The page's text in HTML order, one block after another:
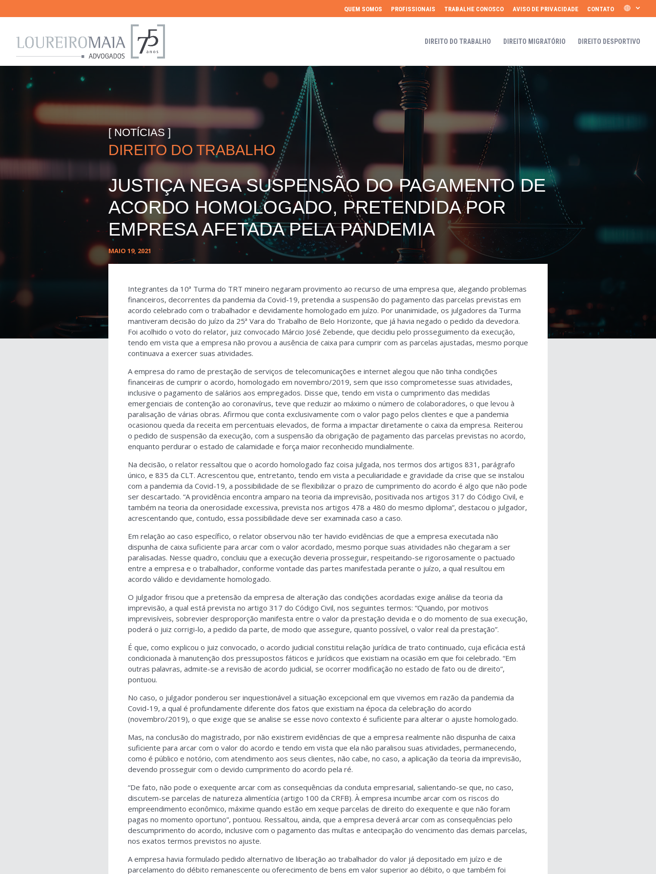
QUEM SOMOS PROFISSIONAIS TRABALHE CONOSCO AVISO DE PRIVACIDADE CONTATO
DIREITO DO TRABALHO DIREITO MIGRATÓRIO DIREITO DESPORTIVO
[ NOTÍCIAS ]
DIREITO DO TRABALHO
JUSTIÇA NEGA SUSPENSÃO DO PAGAMENTO DE
ACORDO HOMOLOGADO, PRETENDIDA POR
EMPRESA AFETADA PELA PANDEMIA
MAIO 19, 2021
Integrantes da 10ª Turma do TRT mineiro negaram provimento ao recurso de uma empresa que, alegando problemas
financeiros, decorrentes da pandemia da Covid-19, pretendia a suspensão do pagamento das parcelas previstas em
acordo celebrado com o trabalhador e devidamente homologado em juízo. Por unanimidade, os julgadores da Turma
mantiveram decisão do juízo da 25ª Vara do Trabalho de Belo Horizonte, que já havia negado o pedido da devedora.
Foi acolhido o voto do relator, juiz convocado Márcio José Zebende, que decidiu pelo prosseguimento da execução,
tendo em vista que a empresa não provou a ausência de caixa para cumprir com as parcelas ajustadas, mesmo porque
continuava a exercer suas atividades.
A empresa do ramo de prestação de serviços de telecomunicações e internet alegou que não tinha condições
financeiras de cumprir o acordo, homologado em novembro/2019, sem que isso comprometesse suas atividades,
inclusive o pagamento de salários aos empregados. Disse que, tendo em vista o cumprimento das medidas
emergenciais de contenção ao coronavírus, teve que reduzir ao máximo o número de colaboradores, o que levou à
paralisação de várias obras. Afirmou que conta exclusivamente com o valor pago pelos clientes e que a pandemia
ocasionou queda da receita em percentuais elevados, de forma a impactar diretamente o caixa da empresa. Reiterou
o pedido de suspensão da execução, com a suspensão da obrigação de pagamento das parcelas previstas no acordo,
enquanto perdurar o estado de calamidade e força maior reconhecido mundialmente.
Na decisão, o relator ressaltou que o acordo homologado faz coisa julgada, nos termos dos artigos 831, parágrafo
único, e 835 da CLT. Acrescentou que, entretanto, tendo em vista a peculiaridade e gravidade da crise que se instalou
com a pandemia da Covid-19, a possibilidade de se flexibilizar o prazo de cumprimento do acordo é algo que não pode
ser descartado. “A providência encontra amparo na teoria da imprevisão, positivada nos artigos 317 do Código Civil, e
também na teoria da onerosidade excessiva, prevista nos artigos 478 a 480 do mesmo diploma”, destacou o julgador,
acrescentando que, contudo, essa possibilidade deve ser examinada caso a caso.
Em relação ao caso específico, o relator observou não ter havido evidências de que a empresa executada não
dispunha de caixa suficiente para arcar com o valor acordado, mesmo porque suas atividades não chegaram a ser
paralisadas. Nesse quadro, concluiu que a execução deveria prosseguir, respeitando-se rigorosamente o pactuado
entre a empresa e o trabalhador, conforme vontade das partes manifestada perante o juízo, a qual resultou em
acordo válido e devidamente homologado.
O julgador frisou que a pretensão da empresa de alteração das condições acordadas exige análise da teoria da
imprevisão, a qual está prevista no artigo 317 do Código Civil, nos seguintes termos: “Quando, por motivos
imprevisíveis, sobrevier desproporção manifesta entre o valor da prestação devida e o do momento de sua execução,
poderá o juiz corrigi-lo, a pedido da parte, de modo que assegure, quanto possível, o valor real da prestação”.
É que, como explicou o juiz convocado, o acordo judicial constitui relação jurídica de trato continuado, cuja eficácia está
condicionada à manutenção dos pressupostos fáticos e jurídicos que existiam na ocasião em que foi celebrado. “Em
outras palavras, admite-se a revisão de acordo judicial, se ocorrer modificação no estado de fato ou de direito”,
pontuou.
No caso, o julgador ponderou ser inquestionável a situação excepcional em que vivemos em razão da pandemia da
Covid-19, a qual é profundamente diferente dos fatos que existiam na época da celebração do acordo
(novembro/2019), o que exige que se analise se esse novo contexto é suficiente para alterar o ajuste homologado.
Mas, na conclusão do magistrado, por não existirem evidências de que a empresa realmente não dispunha de caixa
suficiente para arcar com o valor do acordo e tendo em vista que ela não paralisou suas atividades, permanecendo,
como é público e notório, com atendimento aos seus clientes, não cabe, no caso, a aplicação da teoria da imprevisão,
devendo prosseguir com o devido cumprimento do acordo pela ré.
“De fato, não pode o exequente arcar com as consequências da conduta empresarial, salientando-se que, no caso,
discutem-se parcelas de natureza alimentícia (artigo 100 da CRFB). À empresa incumbe arcar com os riscos do
empreendimento econômico, máxime quando estão em xeque parcelas de direito do exequente e que não foram
pagas no momento oportuno”, pontuou. Ressaltou, ainda, que a empresa deverá arcar com as consequências pelo
descumprimento do acordo, inclusive com o pagamento das multas e antecipação do vencimento das demais parcelas,
nos exatos termos previstos no ajuste.
A empresa havia formulado pedido alternativo de liberação ao trabalhador do valor já depositado em juízo e de
parcelamento do débito remanescente ou oferecimento de bens em valor superior ao débito, o que também foi